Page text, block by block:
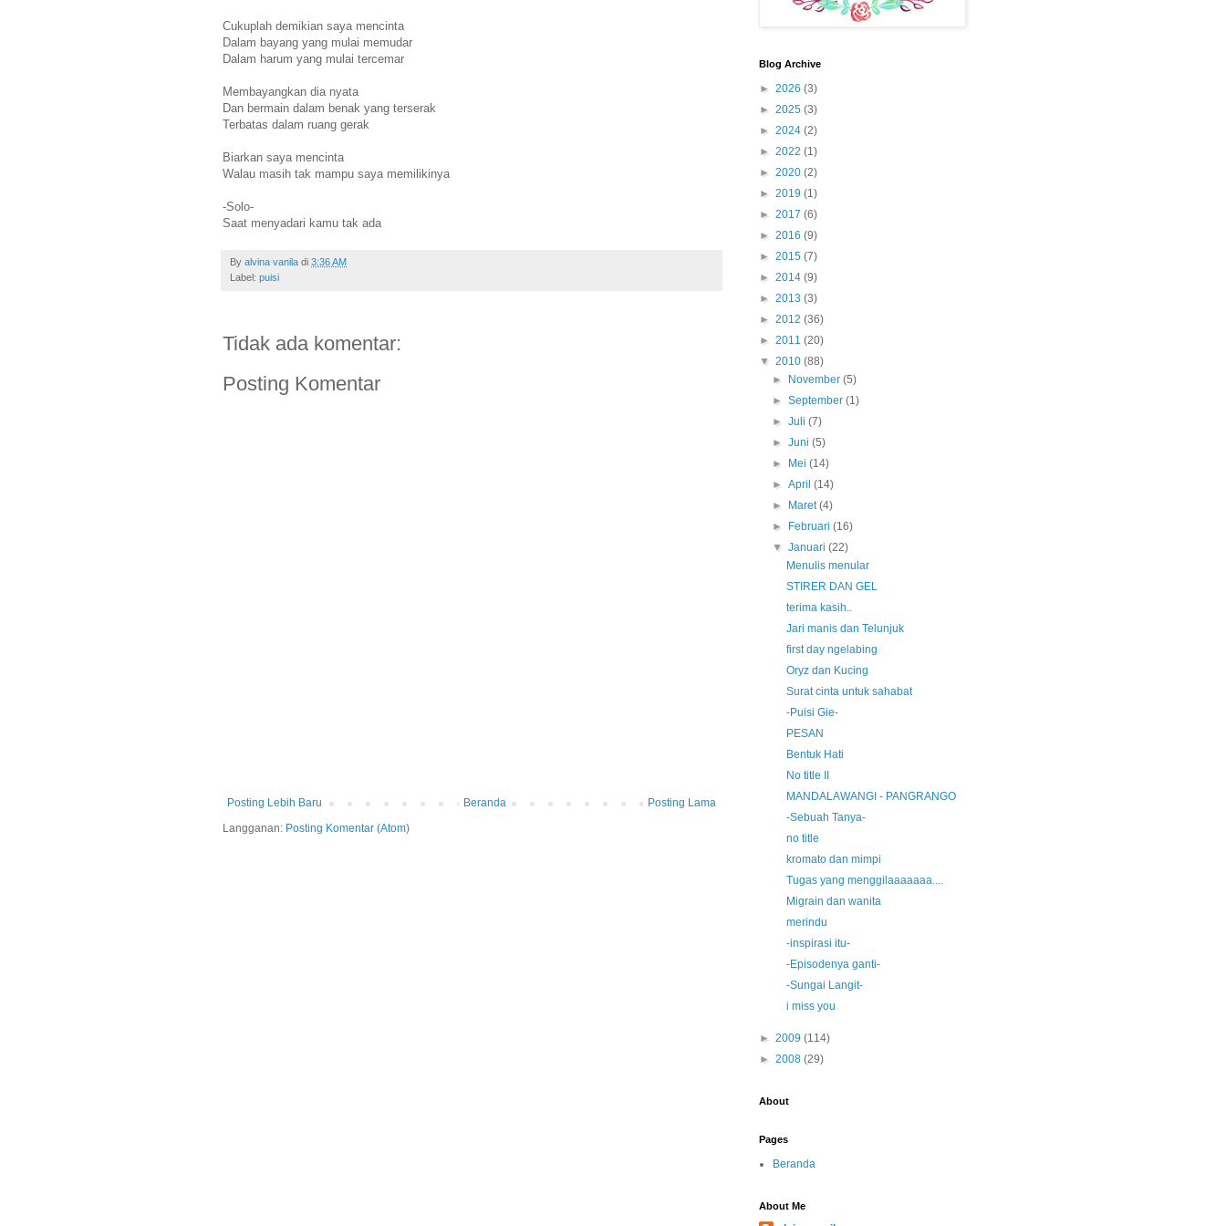
Cukuplah demikian saya mencinta
Dalam bayang yang mulai memudar
Dalam harum yang mulai tercemar
Membayangkan dia nyata
Dan bermain dalam benak yang terserak
Terbatas dalam ruang gerak
Biarkan saya mencinta
Walau masih tak mampu saya memilikinya
-Solo-
Saat menyadari kamu tak ada
By alvina vanila di 3:36 AM
Label: puisi
Tidak ada komentar:
Posting Komentar
Posting Lebih Baru Posting Lama
Beranda
Langganan: Posting Komentar (Atom)
Blog Archive
► 2026 (3)
► 2025 (3)
► 2024 (2)
► 2022 (1)
► 2020 (2)
► 2019 (1)
► 2017 (6)
► 2016 (9)
► 2015 (7)
► 2014 (9)
► 2013 (3)
► 2012 (36)
► 2011 (20)
▼ 2010 (88)
►
November(5)
►September(1)
►Juli(7)
►Juni(5)
►
Mei(14)
►April(14)
►
Maret(4)
►
Februari(16)
▼Januari(22)
Menulis menular
STIRER DAN GEL
terima kasih..
Jari manis dan Telunjuk
first day ngelabing
Oryz dan Kucing
Surat cinta untuk sahabat
-Puisi Gie-
PESAN
Bentuk Hati
No title II
MANDALAWANGI - PANGRANGO
-Sebuah Tanya-
no title
kromato dan mimpi
Tugas yang menggilaaaaaaa....
Migrain dan wanita
merindu
-inspirasi itu-
-Episodenya ganti-
-Sungai Langit-
i miss you
► 2009 (114)
► 2008 (29)
About
Pages
Beranda
About Me